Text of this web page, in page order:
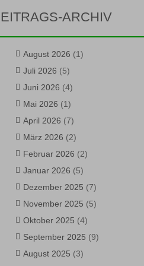
ARCHIV
August 2026 (1)
Juli 2026 (5)
Juni 2026 (4)
Mai 2026 (1)
April 2026 (7)
März 2026 (2)
Februar 2026 (2)
Januar 2026 (5)
Dezember 2025 (7)
November 2025 (5)
Oktober 2025 (4)
September 2025 (9)
August 2025 (3)